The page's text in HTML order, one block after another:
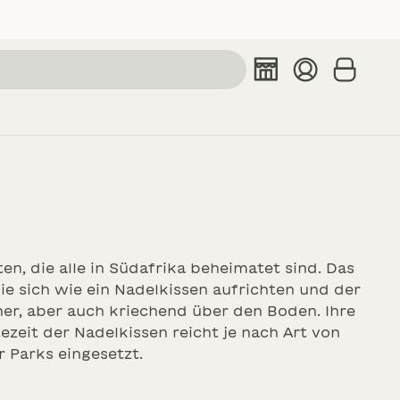
die alle in Südafrika beheimatet sind. Das
sich wie ein Nadelkissen aufrichten und der
aber auch kriechend über den Boden. Ihre
der Nadelkissen reicht je nach Art von
eingesetzt.